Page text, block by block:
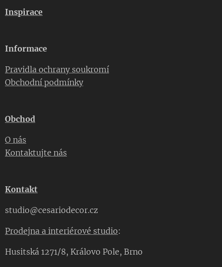
Inspirace
Informace
Pravidla ochrany soukromí
Obchodní podmínky
Obchod
O nás
Kontaktujte nás
Kontakt
studio@cesariodecor.cz
Prodejna a interiérové studio:
Husitská 1271/8, Královo Pole, Brno